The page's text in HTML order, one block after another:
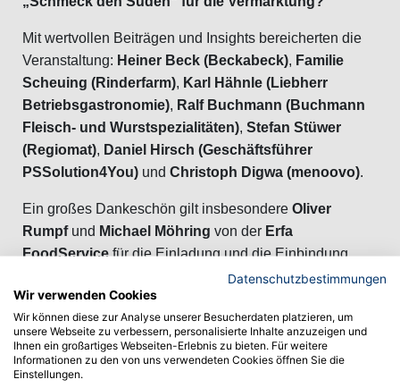
Mit wertvollen Beiträgen und Insights bereicherten die
Veranstaltung: Heiner Beck (Beckabeck), Familie
Scheuing (Rinderfarm), Karl Hähnle (Liebherr
Betriebsgastronomie), Ralf Buchmann (Buchmann
Fleisch- und Wurstspezialitäten), Stefan Stüwer
(Regiomat), Daniel Hirsch (Geschäftsführer
PSSolution4You) und Christoph Digwa (menoovo).
Ein großes Dankeschön gilt insbesondere Oliver
Rumpfund Michael Möhring von der Erfa
FoodServicefür die Einladung und die Einbindung
unserer Studierenden sowie allen Partnern für die
Organisation und die Einbindung in die inspirierenden
Gespräche. Danke, dass wir Teil der ERFA Brauerei
Gastro-Events sein durften!
Datenschutzbestimmungen
Wir verwenden Cookies
Wir können diese zur Analyse unserer Besucherdaten platzieren, um
unsere Webseite zu verbessern, personalisierte Inhalte anzuzeigen und
Ihnen ein großartiges Webseiten-Erlebnis zu bieten. Für weitere
Informationen zu den von uns verwendeten Cookies öffnen Sie die
Einstellungen.